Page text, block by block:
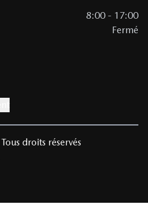
8:00 - 17:00
Fermé
Tous droits réservés